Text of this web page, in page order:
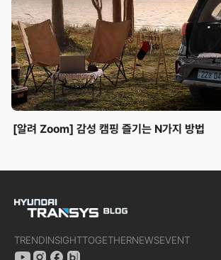
[알려 Zoom] 감성 캠핑 즐기는 N가지 방법
TRENDINSIGHTTOGETHERNEWSEVENT